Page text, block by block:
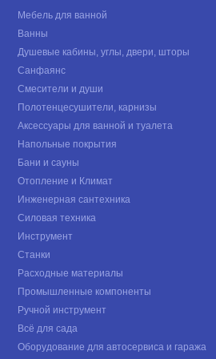
Мебель для ванной
Ванны
Душевые кабины, углы, двери, шторы
Санфаянс
Смесители и души
Полотенцесушители, карнизы
Аксессуары для ванной и туалета
Напольные покрытия
Бани и сауны
Отопление и Климат
Инженерная сантехника
Силовая техника
Инструмент
Станки
Расходные материалы
Промышленные компоненты
Ручной инструмент
Всё для сада
Оборудование для автосервиса и гаража